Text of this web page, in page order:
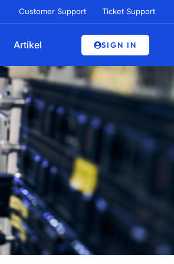
Customer Support Ticket Support
Artikel SIGN IN